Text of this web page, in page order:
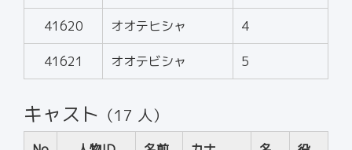
41620 オオテヒシャ 4
41621 オオテビシャ 5
キャスト （17 人）